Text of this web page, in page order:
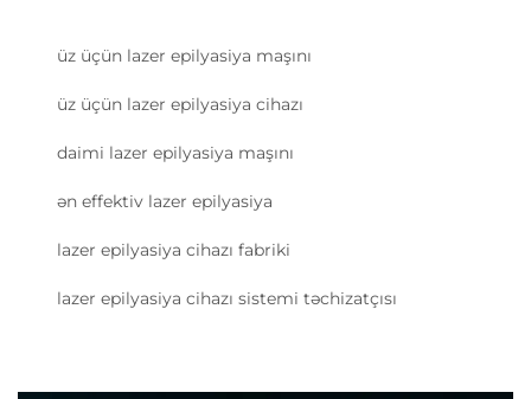
üz üçün lazer epilyasiya maşını
üz üçün lazer epilyasiya cihazı
daimi lazer epilyasiya maşını
ən effektiv lazer epilyasiya
lazer epilyasiya cihazı fabriki
lazer epilyasiya cihazı sistemi təchizatçısı